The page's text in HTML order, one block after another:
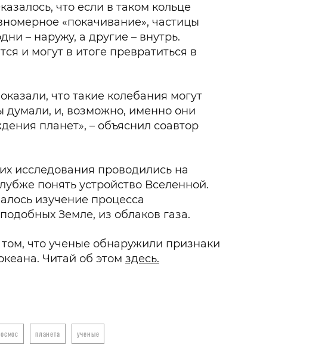
что если в таком кольце
«покачивание», частицы
– наружу, а другие – внутрь.
и могут в итоге превратиться в
что такие колебания могут
думали, и, возможно, именно они
планет», – объяснил соавтор
исследования проводились на
понять устройство Вселенной.
изучение процесса
Земле, из облаков газа.
что ученые обнаружили признаки
Читай об этом здесь.
планета ученые